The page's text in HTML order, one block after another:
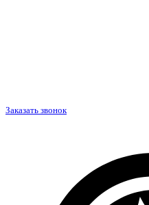
Заказать звонок